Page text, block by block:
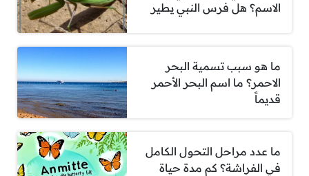
الاسم؟ هل فرس النبي يطير
ما هو سبب تسمية البحر
الاحمر؟ ما اسم البحر الأحمر
قديماً
ما عدد مراحل التحول الكامل
في الفراشة؟ كم مدة حياة